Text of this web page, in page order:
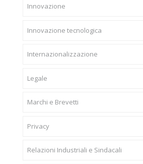
Innovazione
Innovazione tecnologica
Internazionalizzazione
Legale
Marchi e Brevetti
Privacy
Relazioni Industriali e Sindacali